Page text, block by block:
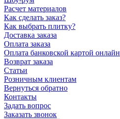
Расчет материалов
Как сделать заказ?
Как выбрать плитку?
Доставка заказа
Оплата заказа
Оплата банковской картой онлайн
Возврат заказа
Статьи
Розничным клиентам
Вернуться обратно
Контакты
Задать вопрос
Заказать звонок